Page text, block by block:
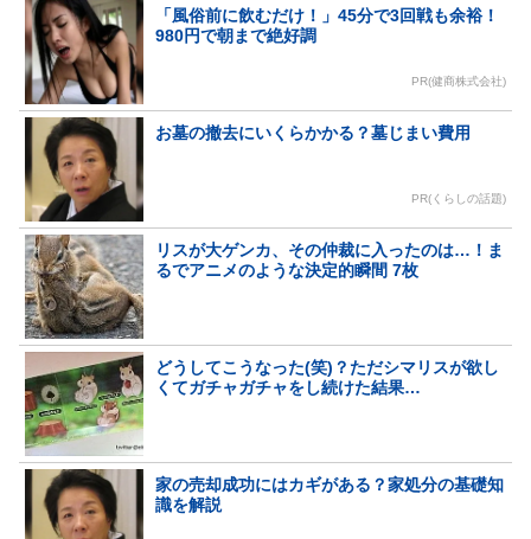
「風俗前に飲むだけ！」45分で3回戦も余裕！
980円で朝まで絶好調
PR(健商株式会社)
お墓の撤去にいくらかかる？墓じまい費用
PR(くらしの話題)
リスが大ゲンカ、その仲裁に入ったのは…！ま
るでアニメのような決定的瞬間 7枚
どうしてこうなった(笑)？ただシマリスが欲し
くてガチャガチャをし続けた結果…
家の売却成功にはカギがある？家処分の基礎知
識を解説